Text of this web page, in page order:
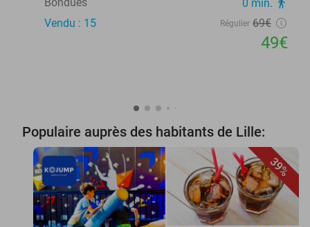
0 min. directions_walk
Vendu : 15 Régulier 69€
49€
Populaire auprès des habitants de Lille:
39%